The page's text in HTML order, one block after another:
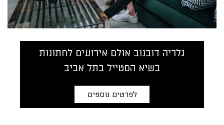
גלריה דובנוב אולם אירועים לחתונות
בשיא הסטייל בתל אביב
לפרטים נוספים